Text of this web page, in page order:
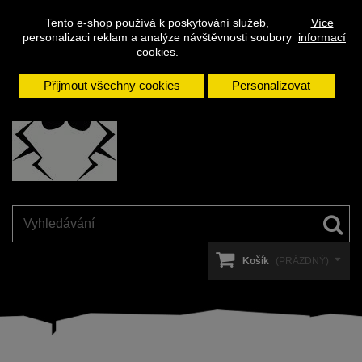
Tento e-shop používá k poskytování služeb,
personalizaci reklam a analýze návštěvnosti soubory
cookies.
Více
informací
Přijmout všechny cookies Personalizovat
Kontakt
Přihlásit se
Napište
nám
Košík (PRÁZDNÝ)